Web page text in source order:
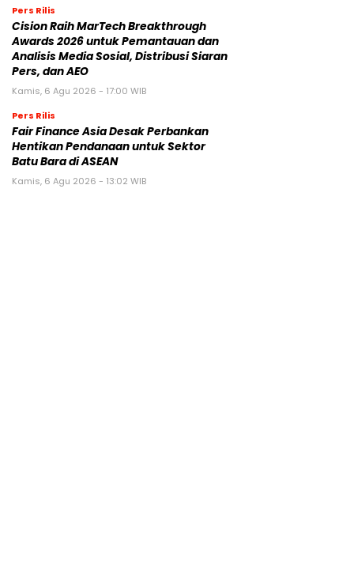
Pers Rilis
Cision Raih MarTech Breakthrough
Awards 2026 untuk Pemantauan dan
Analisis Media Sosial, Distribusi Siaran
Pers, dan AEO
Kamis, 6 Agu 2026 - 17:00 WIB
Pers Rilis
Fair Finance Asia Desak Perbankan
Hentikan Pendanaan untuk Sektor
Batu Bara di ASEAN
Kamis, 6 Agu 2026 - 13:02 WIB